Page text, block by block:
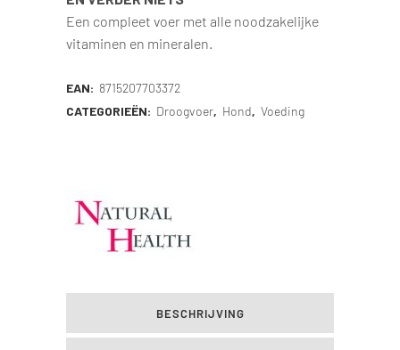
Een compleet voer met alle noodzakelijke
vitaminen en mineralen.
EAN: 8715207703372
CATEGORIEËN: Droogvoer, Hond, Voeding
BESCHRIJVING